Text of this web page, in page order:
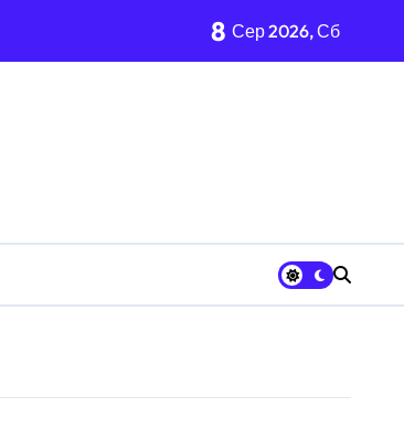
та інших областей
8 Сер 2026, Сб